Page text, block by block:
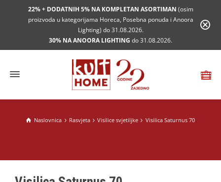
22% + DODATNIH 5% NA KOMPLETAN ASORTIMAN (osim
proizvoda u kategorijama Horeca, Posebna ponuda i Anoora
Lighting) do 31.08.2026.
30% NA ANOORA LIGHTING do 31.08.2026.
Naslovnica Rasvjeta Visilice svjetiljke Visilica Saturnus 70